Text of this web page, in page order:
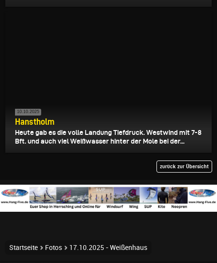
10.10.2025
Hanstholm
Heute gab es die volle Landung Tiefdruck. Westwind mit 7-8
Bft. und auch viel Weißwasser hinter der Mole bei der...
zurück zur Übersicht
Startseite Fotos 17.10.2025 - Weißenhaus